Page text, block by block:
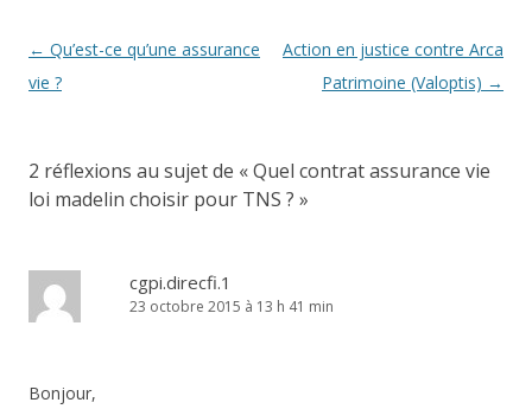
Navigation
des
← Qu’est-ce qu’une assurance
vie ?
Action en justice contre Arca
Patrimoine (Valoptis) →
2 réflexions au sujet de «Quel contrat assurance vie
loi madelin choisir pour TNS ? »
cgpi.direcfi.1
23 octobre 2015 à 13 h 41 min
Bonjour,